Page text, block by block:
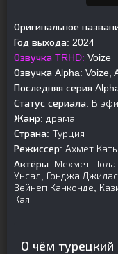
Оригинальное
Год выхода: 2024
Озвучка TRHD: Voize
Озвучка Alpha: Voize,
Последняя серия
Статус сериала: В
Жанр: драма
Страна: Турция
Режиссер: Ахмет
Актёры: Мехмет
Унсал, Гонджа
Зейнеп Канконде,
Кая
О чём турецкий